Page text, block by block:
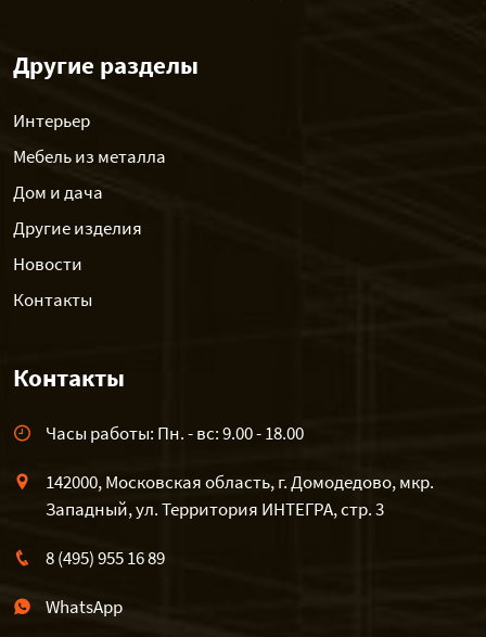
Другие разделы
Интерьер
Мебель из металла
Дом и дача
Другие изделия
Новости
Контакты
Контакты
Часы работы: Пн. - вс: 9.00 - 18.00
142000, Московская область, г. Домодедово, мкр.
Западный, ул. Территория ИНТЕГРА, стр. 3
8 (495) 955 16 89
WhatsApp